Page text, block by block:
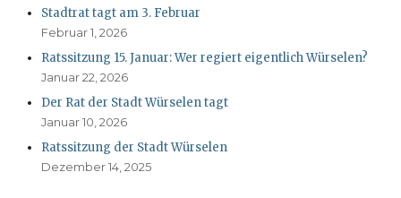
Stadtrat tagt am 3. Februar
Februar 1, 2026
Ratssitzung 15. Januar: Wer regiert eigentlich Würselen?
Januar 22, 2026
Der Rat der Stadt Würselen tagt
Januar 10, 2026
Ratssitzung der Stadt Würselen
Dezember 14, 2025